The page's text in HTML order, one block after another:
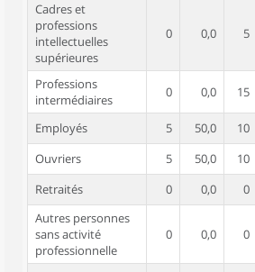
Cadres et
professions
intellectuelles
supérieures
0 0,0 5
Professions
intermédiaires
0 0,0 15
Employés 5 50,0 10
Ouvriers
5 50,0 10
Retraités
0 0,0 0
Autres personnes
sans activité
professionnelle
0 0,0 0